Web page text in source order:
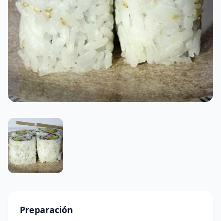
Preparación